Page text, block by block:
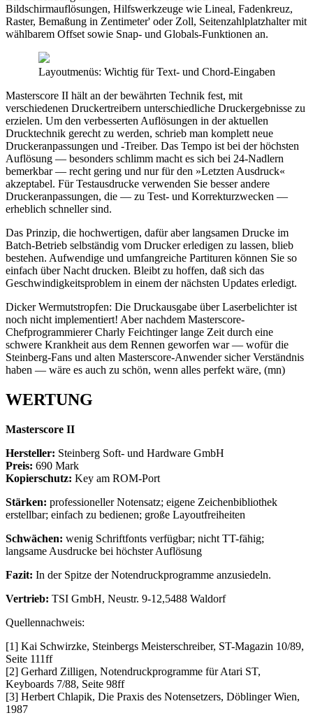
Bildschirmauflösungen, Hilfswerkzeuge wie Lineal, Fadenkreuz,
Raster, Bemaßung in Zentimeter' oder Zoll, Seitenzahlplatzhalter mit
wählbarem Offset sowie Snap- und Globals-Funktionen an.
Layoutmenüs: Wichtig für Text- und Chord-Eingaben
Masterscore II hält an der bewährten Technik fest, mit
verschiedenen Druckertreibern unterschiedliche Druckergebnisse zu
erzielen. Um den verbesserten Auflösungen in der aktuellen
Drucktechnik gerecht zu werden, schrieb man komplett neue
Druckeranpassungen und -Treiber. Das Tempo ist bei der höchsten
Auflösung — besonders schlimm macht es sich bei 24-Nadlern
bemerkbar — recht gering und nur für den »Letzten Ausdruck«
akzeptabel. Für Testausdrucke verwenden Sie besser andere
Druckeranpassungen, die — zu Test- und Korrekturzwecken —
erheblich schneller sind.
Das Prinzip, die hochwertigen, dafür aber langsamen Drucke im
Batch-Betrieb selbständig vom Drucker erledigen zu lassen, blieb
bestehen. Aufwendige und umfangreiche Partituren können Sie so
einfach über Nacht drucken. Bleibt zu hoffen, daß sich das
Geschwindigkeitsproblem in einem der nächsten Updates erledigt.
Dicker Wermutstropfen: Die Druckausgabe über Laserbelichter ist
noch nicht implementiert! Aber nachdem Masterscore-
Chefprogrammierer Charly Feichtinger lange Zeit durch eine
schwere Krankheit aus dem Rennen geworfen war — wofür die
Steinberg-Fans und alten Masterscore-Anwender sicher Verständnis
haben — wäre es auch zu schön, wenn alles perfekt wäre, (mn)
WERTUNG
Masterscore II
Hersteller: Steinberg Soft- und Hardware GmbH
Preis: 690 Mark
Kopierschutz: Key am ROM-Port
Stärken: professioneller Notensatz; eigene Zeichenbibliothek
erstellbar; einfach zu bedienen; große Layoutfreiheiten
Schwächen: wenig Schriftfonts verfügbar; nicht TT-fähig;
langsame Ausdrucke bei höchster Auflösung
Fazit: In der Spitze der Notendruckprogramme anzusiedeln.
Vertrieb: TSI GmbH, Neustr. 9-12,5488 Waldorf
Quellennachweis:
[1] Kai Schwirzke, Steinbergs Meisterschreiber, ST-Magazin 10/89,
Seite 111ff
[2] Gerhard Zilligen, Notendruckprogramme für Atari ST,
Keyboards 7/88, Seite 98ff
[3] Herbert Chlapik, Die Praxis des Notensetzers, Döblinger Wien,
1987